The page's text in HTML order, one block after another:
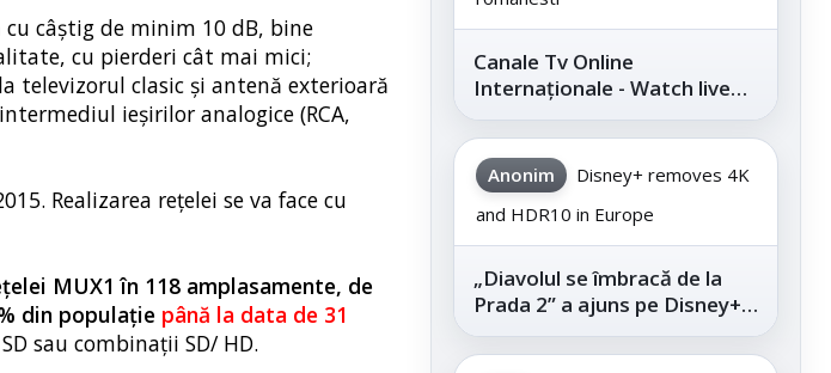
câștig de minim 10 dB, bine
cu pierderi cât mai mici;
televizorul clasic şi antenă exterioară
ieşirilor analogice (RCA,
Realizarea reţelei se va face cu
MUX1 în 118 amplasamente, de
din populaţie până la data de 31
sau combinaţii SD/ HD.
Canale Tv Online
Internaționale - Watch live
channels legally
Anonim
Disney+ removes 4K
and HDR10 in Europe
„Diavolul se îmbracă de la
Prada 2” a ajuns pe Disney+,
după succesul din
cinematografe